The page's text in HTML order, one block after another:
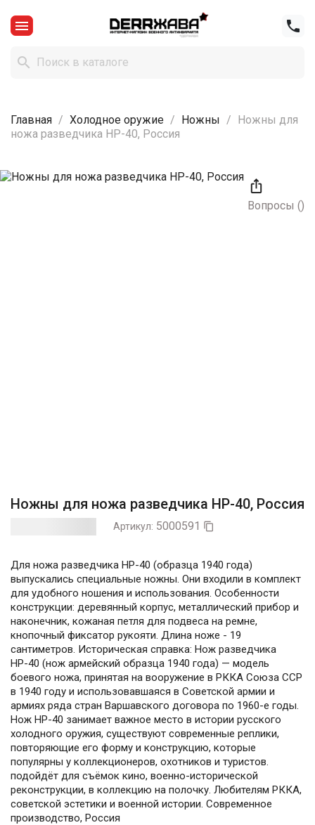
 

Главная Холодное оружие Ножны
Ножны для
ножа разведчика НР-40, Россия

Вопросы ()
Ножны для ножа разведчика НР-40, Россия
Артикул: 5000591 
Для ножа разведчика НР-40 (образца 1940 года)
выпускались специальные ножны. Они входили в комплект
для удобного ношения и использования. Особенности
конструкции: деревянный корпус, металлический прибор и
наконечник, кожаная петля для подвеса на ремне,
кнопочный фиксатор рукояти. Длина ноже - 19
сантиметров. Историческая справка: Нож разведчика
НР-40 (нож армейский образца 1940 года) — модель
боевого ножа, принятая на вооружение в РККА Союза ССР
в 1940 году и использовавшаяся в Советской армии и
армиях ряда стран Варшавского договора по 1960-е годы.
Нож НР-40 занимает важное место в истории русского
холодного оружия, существуют современные реплики,
повторяющие его форму и конструкцию, которые
популярны у коллекционеров, охотников и туристов.
подойдёт для съёмок кино, военно-исторической
реконструкции, в коллекцию на полочку. Любителям РККА,
советской эстетики и военной истории. Современное
производство, Россия